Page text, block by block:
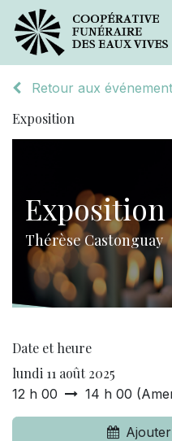
Retour aux
Exposition
Exposition
Thérèse Castonguay
Date et heure
lundi 11 août 2025
12 h 00 14 h 00 (